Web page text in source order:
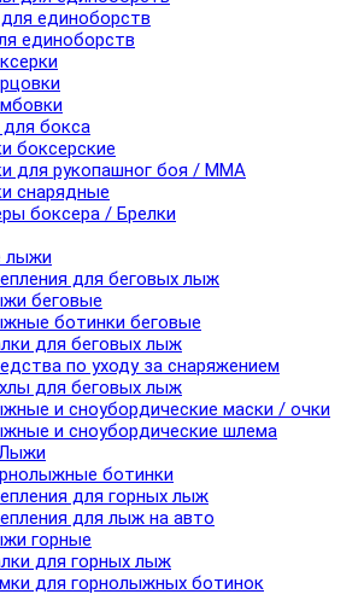
единоборств
единоборств
бокса
боксерские
для рукопашног боя / ММА
снарядные
боксера / Брелки
лыжи
для беговых лыж
беговые
ботинки беговые
для беговых лыж
по уходу за снаряжением
для беговых лыж
и сноубордические маски / очки
и сноубордические шлема
ботинки
для горных лыж
для лыж на авто
горные
для горных лыж
для горнолыжных ботинок